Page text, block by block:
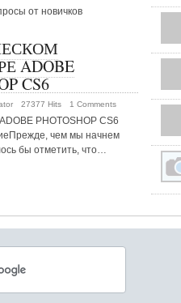
от новичков
ADOBE
CS6
27377 Hits 1 Comments
PHOTOSHOP CS6
чем мы начнем
бы отметить, что…